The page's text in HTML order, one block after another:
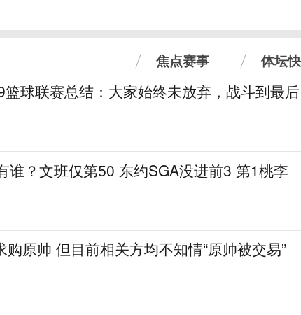
焦点赛事 体坛
球联赛总结：大家始终未放弃，战斗到最后
谁？文班仅第50 东约SGA没进前3 第1桃李
原帅 但目前相关方均不知情“原帅被交易”